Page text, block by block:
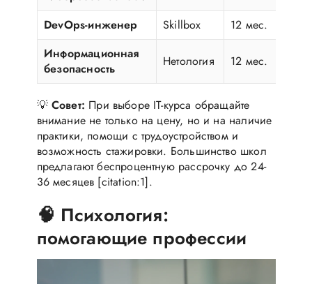
DevOps-инженер
Skillbox
12 мес.
Информационная
безопасность
Нетология 12 мес.
💡 Совет: При выборе IT-курса обращайте
внимание не только на цену, но и на наличие
практики, помощи с трудоустройством и
возможность стажировки. Большинство школ
предлагают беспроцентную рассрочку до 24-
36 месяцев [citation:1].
🧠 Психология:
помогающие профессии